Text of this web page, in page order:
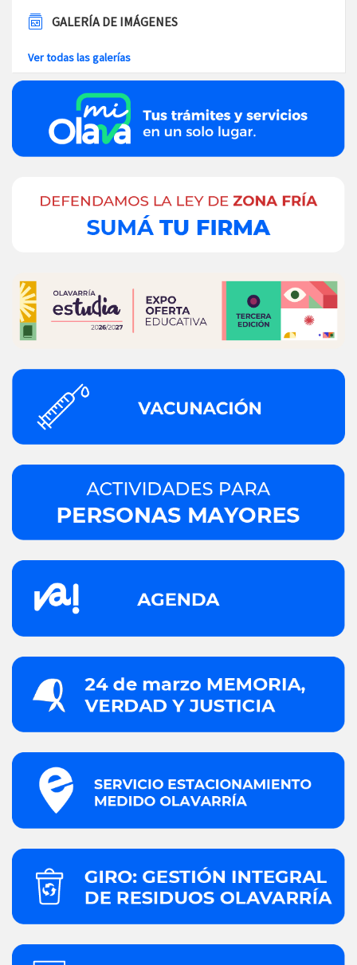
GALERÍA DE IMÁGENES
Ver todas las galerías